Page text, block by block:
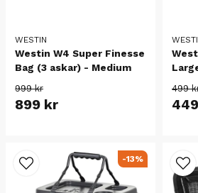
WESTIN
Westin W4 Super Finesse
Bag (3 askar) - Medium
999 kr
899 kr
499
-13%